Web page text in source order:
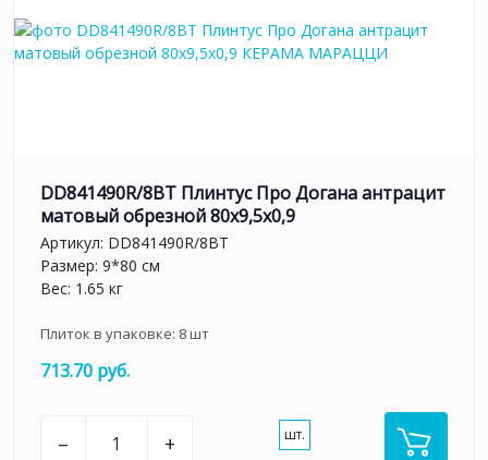
DD841490R/8BT Плинтус Про Догана антрацит
матовый обрезной 80x9,5x0,9
Артикул: DD841490R/8BT
Размер: 9*80 см
Вес: 1.65 кг
Плиток в упаковке: 8шт
713.70 руб.
– + шт.